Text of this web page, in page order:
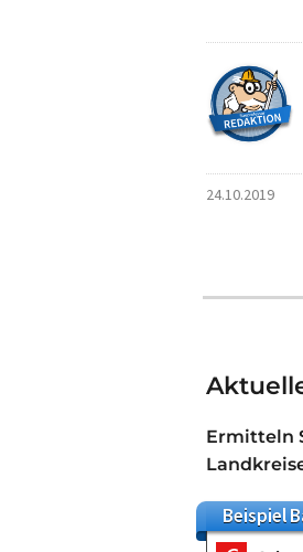
24.10.2019
Ermitteln
Beispiel